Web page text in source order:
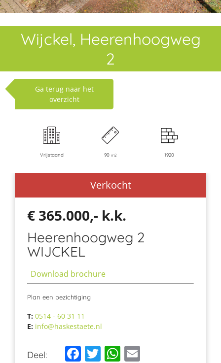
Wijckel, Heerenhoogweg
2
Ga terug naar het
overzicht
Vrijstaand 90 m2 1920
Verkocht
€ 365.000,- k.k.
Heerenhoogweg 2
WIJCKEL
Download brochure
Plan een bezichtiging
T: 0514 - 60 31 11
E: info@haskestaete.nl
Deel: Facebook
TwitterWhatsApp
Email